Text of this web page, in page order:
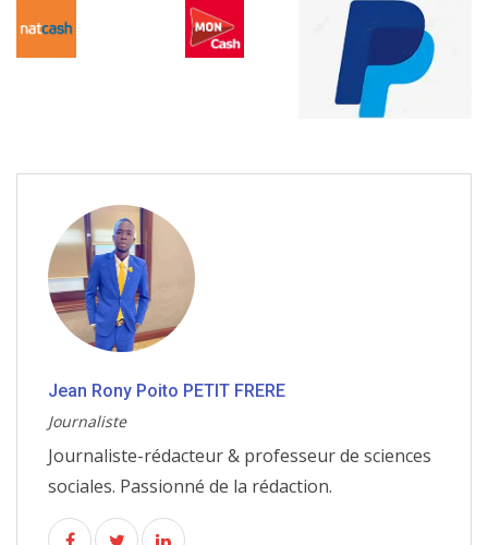
Jean Rony Poito PETIT FRERE
Journaliste
Journaliste-rédacteur & professeur de sciences
sociales. Passionné de la rédaction.